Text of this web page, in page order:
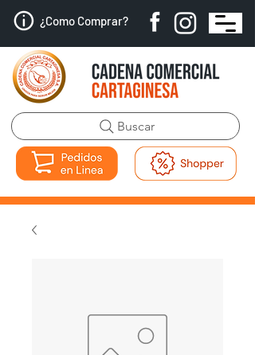
¿Como Comprar?
Buscar